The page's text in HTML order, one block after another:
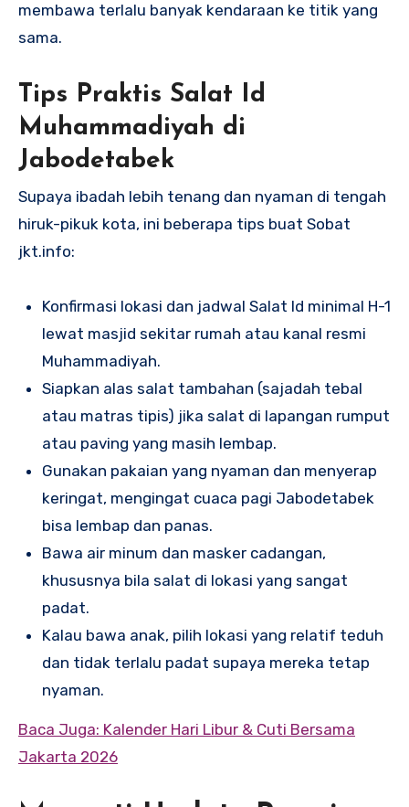
membawa terlalu banyak kendaraan ke titik yang
sama.
Tips Praktis Salat Id
Muhammadiyah di
Jabodetabek
Supaya ibadah lebih tenang dan nyaman di tengah
hiruk-pikuk kota, ini beberapa tips buat Sobat
jkt.info:
Konfirmasi lokasi dan jadwal Salat Id minimal H-1
lewat masjid sekitar rumah atau kanal resmi
Muhammadiyah.
Siapkan alas salat tambahan (sajadah tebal
atau matras tipis) jika salat di lapangan rumput
atau paving yang masih lembap.
Gunakan pakaian yang nyaman dan menyerap
keringat, mengingat cuaca pagi Jabodetabek
bisa lembap dan panas.
Bawa air minum dan masker cadangan,
khususnya bila salat di lokasi yang sangat
padat.
Kalau bawa anak, pilih lokasi yang relatif teduh
dan tidak terlalu padat supaya mereka tetap
nyaman.
Baca Juga: Kalender Hari Libur & Cuti Bersama
Jakarta 2026